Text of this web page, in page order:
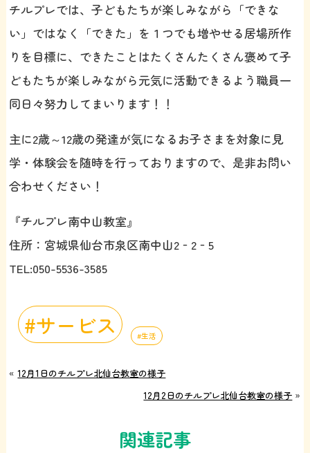
チルプレでは、子どもたちが楽しみながら「できな
い」ではなく「できた」を１つでも増やせる居場所作
りを目標に、できたことはたくさんたくさん褒めて子
どもたちが楽しみながら元気に活動できるよう職員一
同日々努力してまいります！！
主に2歳～12歳の発達が気になるお子さまを対象に見
学・体験会を随時を行っておりますので、是非お問い
合わせください！
『チルプレ南中山教室』
住所：宮城県仙台市泉区南中山2‐2‐5
TEL:050-5536-3585
サービス 生活
«12月1日のチルプレ北仙台教室の様子
12月2日のチルプレ北仙台教室の様子 »
関連記事